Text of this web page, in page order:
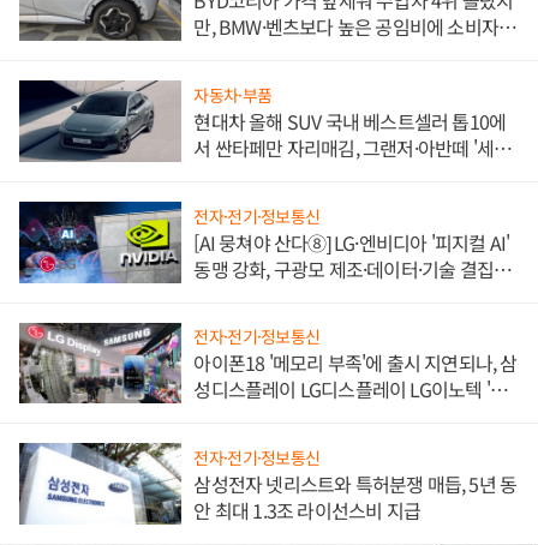
만, BMW·벤츠보다 높은 공임비에 소비자
자동차·부품
현대차 올해 SUV 국내 베스트셀러 톱10에
서 싼타페만 자리매김, 그랜저·아반떼 '세단
전자·전기·정보통신
[AI 뭉쳐야 산다⑧] LG·엔비디아 '피지컬 AI'
동맹 강화, 구광모 제조·데이터·기술 결집
전자·전기·정보통신
아이폰18 '메모리 부족'에 출시 지연되나, 삼
성디스플레이 LG디스플레이 LG이노텍 '탈
전자·전기·정보통신
삼성전자 넷리스트와 특허분쟁 매듭, 5년 동
안 최대 1.3조 라이선스비 지급